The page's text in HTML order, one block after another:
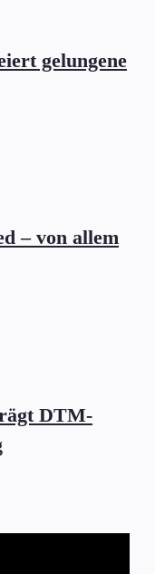
gelungene
– von allem
DTM-